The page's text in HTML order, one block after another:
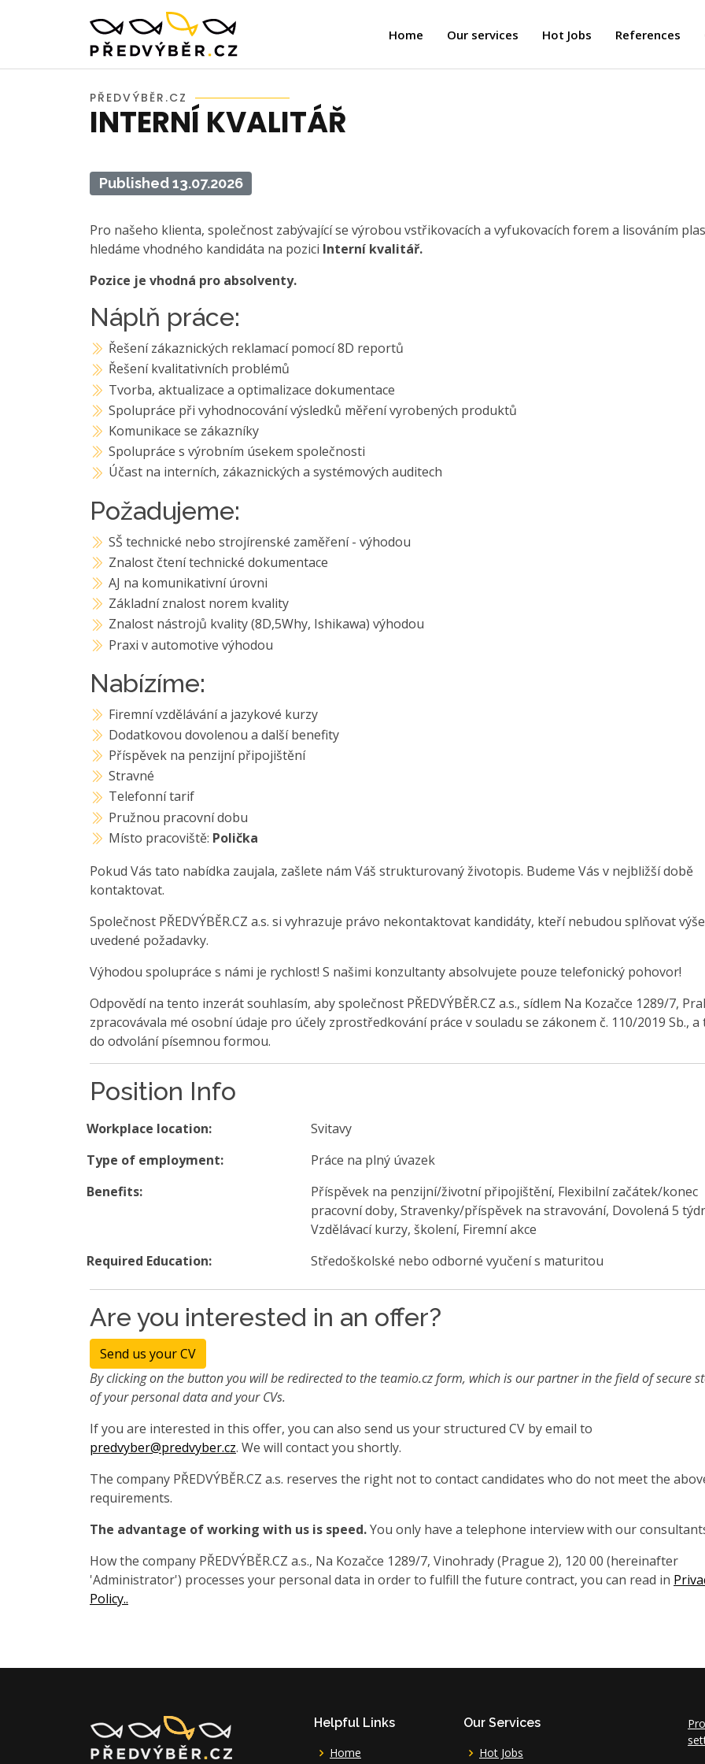
Home Our services Hot Jobs References
PŘEDVÝBĚR.CZ
INTERNÍ KVALITÁŘ
Published 13.07.2026
Pro našeho klienta, společnost zabývající se výrobou vstřikovacích a vyfukovacích forem a lisováním
hledáme vhodného kandidáta na pozici Interní kvalitář.
Pozice je vhodná pro absolventy.
Náplň práce:
Řešení zákaznických reklamací pomocí 8D reportů
Řešení kvalitativních problémů
Tvorba, aktualizace a optimalizace dokumentace
Spolupráce při vyhodnocování výsledků měření vyrobených produktů
Komunikace se zákazníky
Spolupráce s výrobním úsekem společnosti
Účast na interních, zákaznických a systémových auditech
Požadujeme:
SŠ technické nebo strojírenské zaměření - výhodou
Znalost čtení technické dokumentace
AJ na komunikativní úrovni
Základní znalost norem kvality
Znalost nástrojů kvality (8D,5Why, Ishikawa) výhodou
Praxi v automotive výhodou
Nabízíme:
Firemní vzdělávání a jazykové kurzy
Dodatkovou dovolenou a další benefity
Příspěvek na penzijní připojištění
Stravné
Telefonní tarif
Pružnou pracovní dobu
Místo pracoviště: Polička
Pokud Vás tato nabídka zaujala, zašlete nám Váš strukturovaný životopis. Budeme Vás v nejbližší době
kontaktovat.
Společnost PŘEDVÝBĚR.CZ a.s. si vyhrazuje právo nekontaktovat kandidáty, kteří nebudou splňovat výše
uvedené požadavky.
Výhodou spolupráce s námi je rychlost! S našimi konzultanty absolvujete pouze telefonický pohovor!
Odpovědí na tento inzerát souhlasím, aby společnost PŘEDVÝBĚR.CZ a.s., sídlem Na Kozačce 1289/7,
zpracovávala mé osobní údaje pro účely zprostředkování práce v souladu se zákonem č. 110/2019 Sb., a
do odvolání písemnou formou.
Position Info
Workplace location:
Svitavy
Type of employment:
Práce na plný úvazek
Benefits:
Příspěvek na penzijní/životní připojištění, Flexibilní začátek/konec
pracovní doby, Stravenky/příspěvek na stravování, Dovolená 5
Vzdělávací kurzy, školení, Firemní akce
Required Education:
Středoškolské nebo odborné vyučení s maturitou
Are you interested in an offer?
Send us your CV
By clicking on the button you will be redirected to the teamio.cz form, which is our partner in the field of secure
of your personal data and your CVs.
If you are interested in this offer, you can also send us your structured CV by email to
predvyber@predvyber.cz. We will contact you shortly.
The company PŘEDVÝBĚR.CZ a.s. reserves the right not to contact candidates who do not meet the
requirements.
The advantage of working with us is speed.You only have a telephone interview with our
How the company PŘEDVÝBĚR.CZ a.s., Na Kozačce 1289/7, Vinohrady (Prague 2), 120 00 (hereinafter
'Administrator') processes your personal data in order to fulfill the future contract, you can read in
Policy..
Helpful Links
Home
Our Services
Hot Jobs